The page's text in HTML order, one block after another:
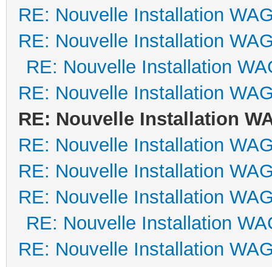
RE: Nouvelle Installation
RE: Nouvelle Installation
RE: Nouvelle Installation
RE: Nouvelle Installation
RE: Nouvelle Installation
RE: Nouvelle Installation
RE: Nouvelle Installation
RE: Nouvelle Installation
RE: Nouvelle Installation
RE: Nouvelle Installation